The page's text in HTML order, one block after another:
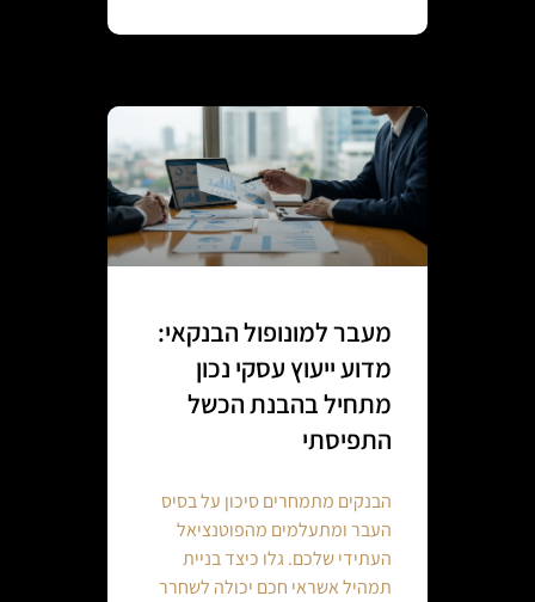
מעבר למונופול הבנקאי:
מדוע ייעוץ עסקי נכון
מתחיל בהבנת הכשל
התפיסתי
הבנקים מתמחרים סיכון על בסיס
העבר ומתעלמים מהפוטנציאל
העתידי שלכם. גלו כיצד בניית
תמהיל אשראי חכם יכולה לשחרר